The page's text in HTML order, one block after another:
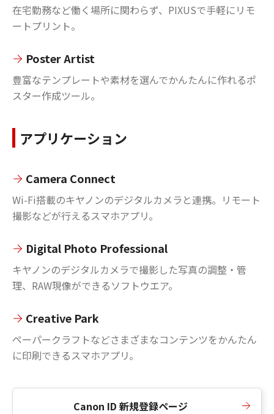
在宅勤務など働く場所に関わらず、PIXUSで手軽にリモ
ートプリント。
Poster Artist
豊富なテンプレートや素材を選んでかんたんに作れるポ
スター作成ツール。
アプリケーション
Camera Connect
Wi-Fi搭載のキヤノンのデジタルカメラと連携。リモート
撮影などが行えるスマホアプリ。
Digital Photo Professional
キヤノンのデジタルカメラで撮影した写真の調整・管
理、RAW現像ができるソフトウエア。
Creative Park
ペーパークラフトなどさまざまなコンテンツをかんたん
に印刷できるスマホアプリ。
Canon ID 新規登録ページ